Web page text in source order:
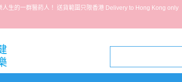
生的一群醫葯人！ 送貨範圍只限香港 Delivery to Hong Kong only